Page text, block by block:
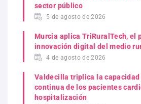
sector público
5 de agosto de 2026
Murcia aplica TriRuralTech, el
innovación digital del medio
4 de agosto de 2026
Valdecilla triplica la
continua de los pacientes
hospitalización